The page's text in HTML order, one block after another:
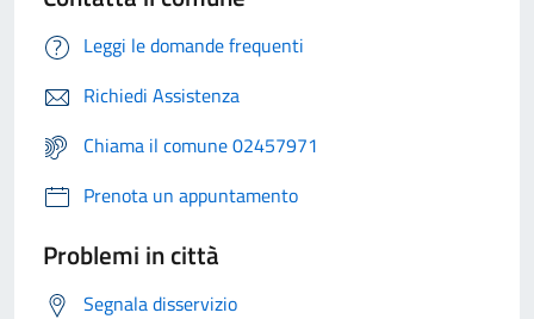
Leggi le domande frequenti
Richiedi Assistenza
Chiama il comune 02457971
Prenota un appuntamento
Problemi in città
Segnala disservizio